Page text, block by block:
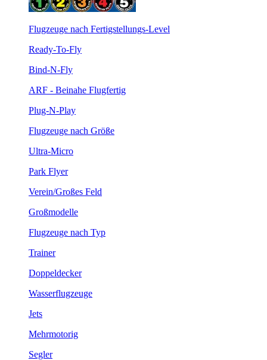
Flugzeuge nach Fertigstellungs-Level
Ready-To-Fly
Bind-N-Fly
ARF - Beinahe Flugfertig
Plug-N-Play
Flugzeuge nach Größe
Ultra-Micro
Park Flyer
Verein/Großes Feld
Großmodelle
Flugzeuge nach Typ
Trainer
Doppeldecker
Wasserflugzeuge
Jets
Mehrmotorig
Segler